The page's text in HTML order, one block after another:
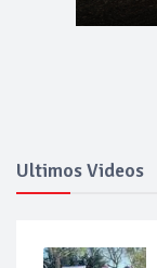
Ultimos Videos